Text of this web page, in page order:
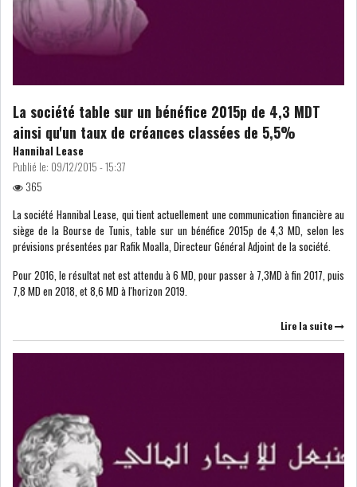
La société table sur un bénéfice 2015p de 4,3 MDT
ainsi qu'un taux de créances classées de 5,5%
Hannibal Lease
Publié le: 09/12/2015 - 15:37
365
La société Hannibal Lease, qui tient actuellement une communication financière au
siège de la Bourse de Tunis, table sur un bénéfice 2015p de 4,3 MD, selon les
prévisions présentées par Rafik Moalla, Directeur Général Adjoint de la société.
Pour 2016, le résultat net est attendu à 6 MD, pour passer à 7,3MD à fin 2017, puis
7,8 MD en 2018, et 8,6 MD à l'horizon 2019.
Lire la suite